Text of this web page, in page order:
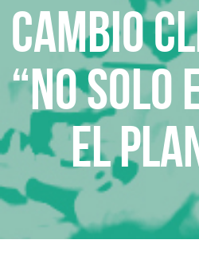
Cambio
“No solo
el